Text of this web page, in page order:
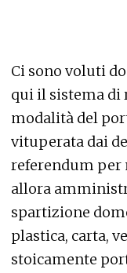
Ci sono voluti
qui il sistema di
modalità del
vituperata dai
referendum per
allora
spartizione
plastica, carta,
stoicamente